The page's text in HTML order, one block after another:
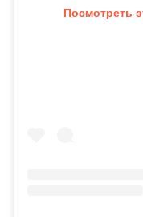
Посмотреть